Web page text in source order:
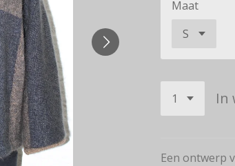
Maat
In
Een ontwerp